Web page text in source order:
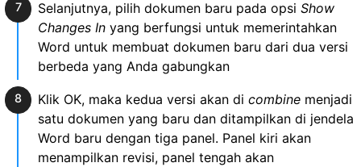
Selanjutnya, pilih dokumen baru pada opsi Show
Changes Inyang berfungsi untuk memerintahkan
Word untuk membuat dokumen baru dari dua versi
berbeda yang Anda gabungkan
Klik OK, maka kedua versi akan di combinemenjadi
satu dokumen yang baru dan ditampilkan di jendela
Word baru dengan tiga panel. Panel kiri akan
menampilkan revisi, panel tengah akan